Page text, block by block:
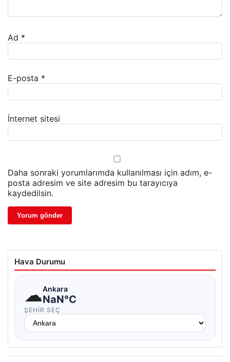
Ad *
E-posta *
İnternet sitesi
Daha sonraki yorumlarımda kullanılması için adım, e-
posta adresim ve site adresim bu tarayıcıya
kaydedilsin.
Hava Durumu
☁Ankara
NaN°C
ŞEHIR SEÇ